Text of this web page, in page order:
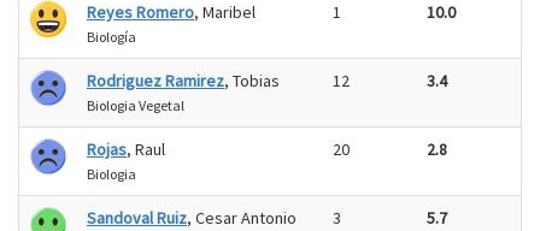
Reyes Romero, Maribel
Biología
1 10.0
Rodriguez Ramirez, Tobias
Biologia Vegetal
12 3.4
Rojas, Raul
Biologia
20 2.8
Sandoval Ruiz, Cesar Antonio 3 5.7